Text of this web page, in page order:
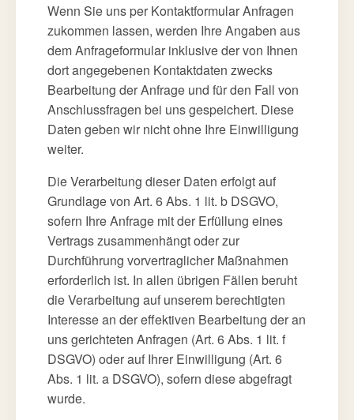
Wenn Sie uns per Kontaktformular Anfragen
zukommen lassen, werden Ihre Angaben aus
dem Anfrageformular inklusive der von Ihnen
dort angegebenen Kontaktdaten zwecks
Bearbeitung der Anfrage und für den Fall von
Anschlussfragen bei uns gespeichert. Diese
Daten geben wir nicht ohne Ihre Einwilligung
weiter.
Die Verarbeitung dieser Daten erfolgt auf
Grundlage von Art. 6 Abs. 1 lit. b DSGVO,
sofern Ihre Anfrage mit der Erfüllung eines
Vertrags zusammenhängt oder zur
Durchführung vorvertraglicher Maßnahmen
erforderlich ist. In allen übrigen Fällen beruht
die Verarbeitung auf unserem berechtigten
Interesse an der effektiven Bearbeitung der an
uns gerichteten Anfragen (Art. 6 Abs. 1 lit. f
DSGVO) oder auf Ihrer Einwilligung (Art. 6
Abs. 1 lit. a DSGVO), sofern diese abgefragt
wurde.